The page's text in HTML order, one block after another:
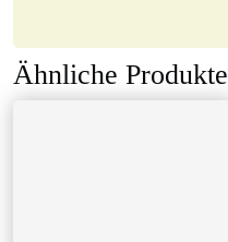
Ähnliche Produkte